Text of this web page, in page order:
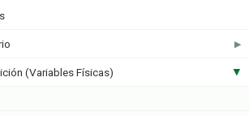
▶
(Variables Físicas) ▶